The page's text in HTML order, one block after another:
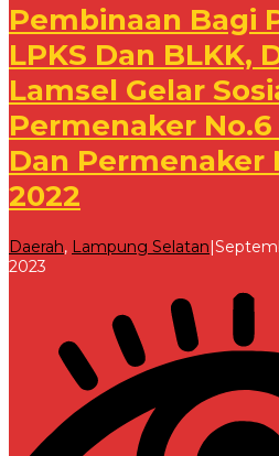
Pembinaan Bagi
LPKS Dan BLKK,
Lamsel Gelar
Permenaker No.6
Dan Permenaker
2022
Daerah, Lampung Selatan
2023